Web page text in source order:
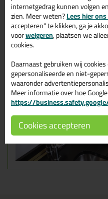
Omschrijving Video
Instructievideo
internetgedrag kunnen volgen
zien. Meer weten?Lees hier
accepteren" te klikken, ga je
voorweigeren, plaatsen we
cookies.
Daarnaast gebruiken wij
gepersonaliseerde en niet-
waaronder
Meer informatie over hoe
https://
Cookies accepteren